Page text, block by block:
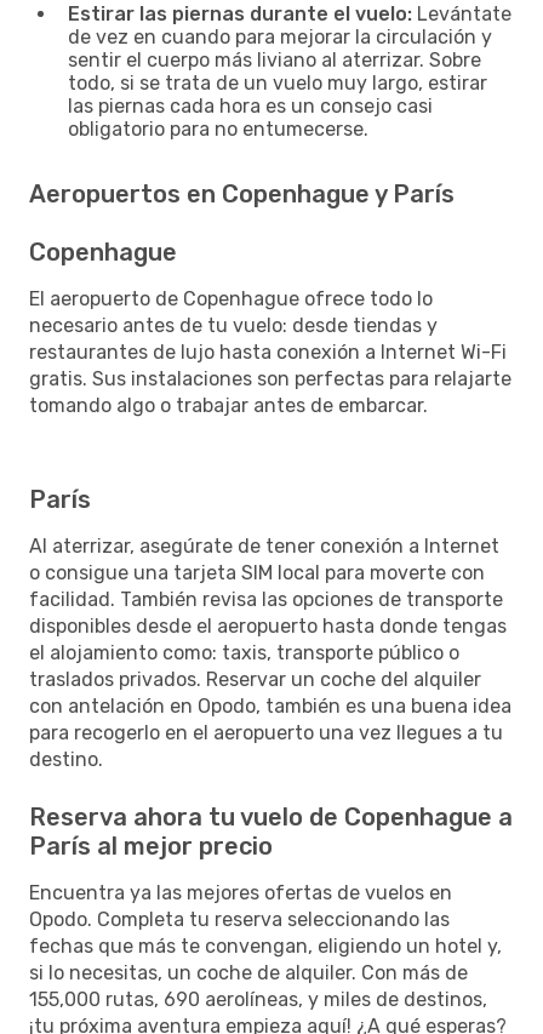
Estirar las piernas durante el vuelo: Levántate
de vez en cuando para mejorar la circulación y
sentir el cuerpo más liviano al aterrizar. Sobre
todo, si se trata de un vuelo muy largo, estirar
las piernas cada hora es un consejo casi
obligatorio para no entumecerse.
Aeropuertos en Copenhague y París
Copenhague
El aeropuerto de Copenhague ofrece todo lo
necesario antes de tu vuelo: desde tiendas y
restaurantes de lujo hasta conexión a Internet Wi-Fi
gratis. Sus instalaciones son perfectas para relajarte
tomando algo o trabajar antes de embarcar.
París
Al aterrizar, asegúrate de tener conexión a Internet
o consigue una tarjeta SIM local para moverte con
facilidad. También revisa las opciones de transporte
disponibles desde el aeropuerto hasta donde tengas
el alojamiento como: taxis, transporte público o
traslados privados. Reservar un coche del alquiler
con antelación en Opodo, también es una buena idea
para recogerlo en el aeropuerto una vez llegues a tu
destino.
Reserva ahora tu vuelo de Copenhague a
París al mejor precio
Encuentra ya las mejores ofertas de vuelos en
Opodo. Completa tu reserva seleccionando las
fechas que más te convengan, eligiendo un hotel y,
si lo necesitas, un coche de alquiler. Con más de
155,000 rutas, 690 aerolíneas, y miles de destinos,
¡tu próxima aventura empieza aquí! ¿A qué esperas?